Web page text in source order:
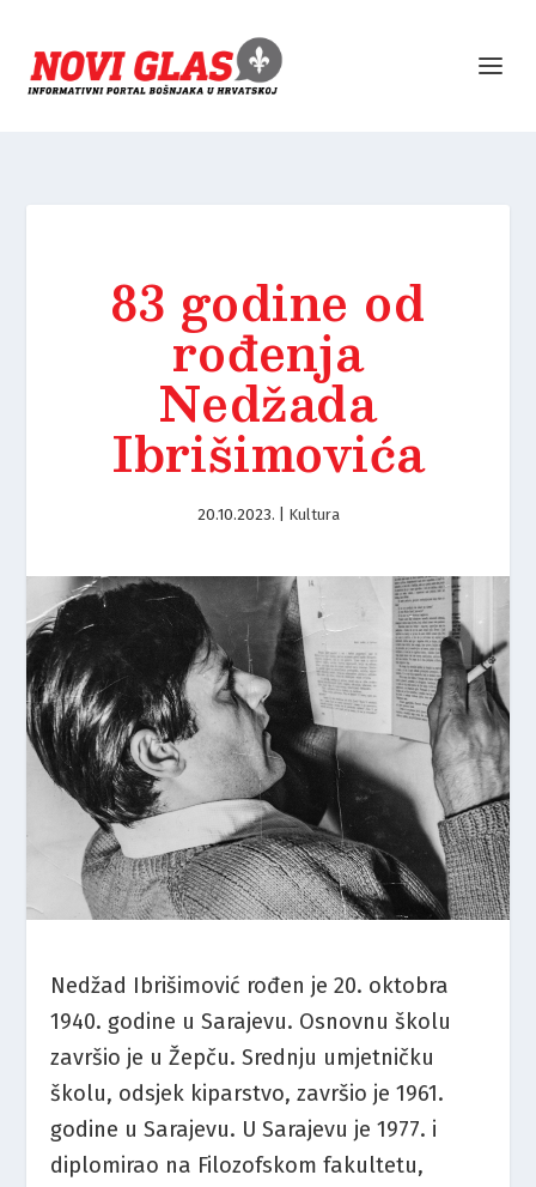
83 godine od
rođenja
Nedžada
Ibrišimovića
20.10.2023. Kultura
Nedžad Ibrišimović rođen je 20. oktobra
1940. godine u Sarajevu. Osnovnu školu
završio je u Žepču. Srednju umjetničku
školu, odsjek kiparstvo, završio je 1961.
godine u Sarajevu. U Sara­jevu je 1977. i
diplomirao na Filozofskom fakultetu,